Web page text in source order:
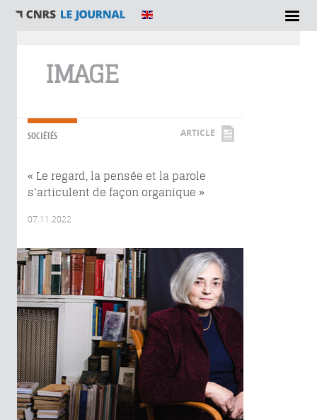
IMAGE
SOCIÉTÉS ARTICLE
« Le regard, la pensée et la parole
s’articulent de façon organique »
07.11.2022